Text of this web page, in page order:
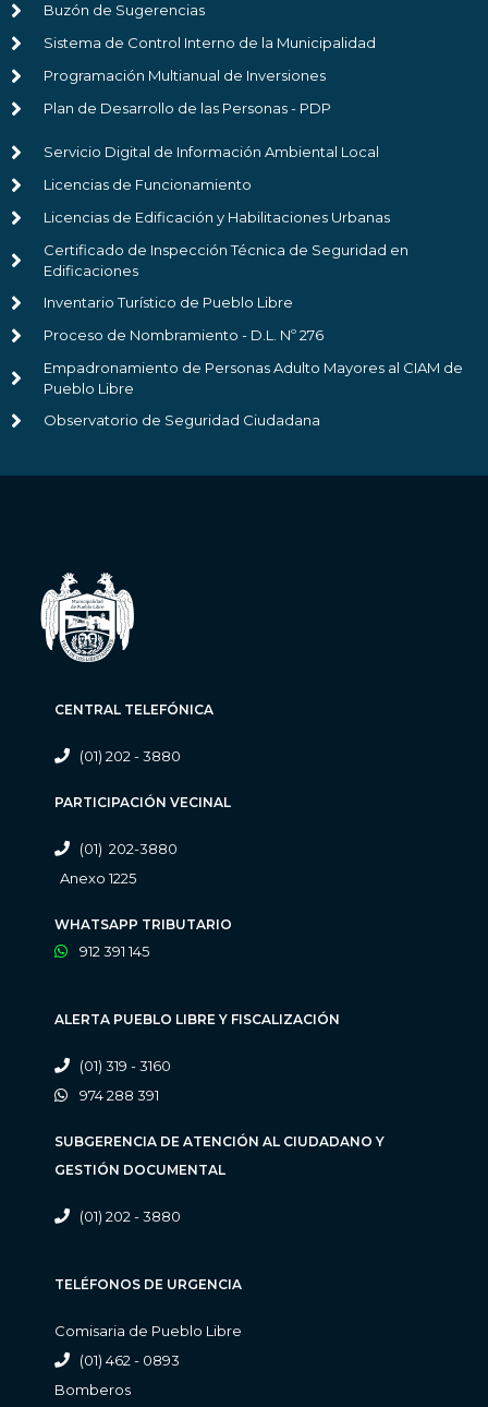
Buzón de Sugerencias
Sistema de Control Interno de la Municipalidad
Programación Multianual de Inversiones
Plan de Desarrollo de las Personas - PDP
Servicio Digital de Información Ambiental Local
Licencias de Funcionamiento
Licencias de Edificación y Habilitaciones Urbanas
Certificado de Inspección Técnica de Seguridad en
Edificaciones
Inventario Turístico de Pueblo Libre
Proceso de Nombramiento - D.L. Nº 276
Empadronamiento de Personas Adulto Mayores al CIAM de
Pueblo Libre
Observatorio de Seguridad Ciudadana
CENTRAL TELEFÓNICA
(01) 202 - 3880
PARTICIPACIÓN VECINAL
(01) 202-3880
Anexo 1225
WHATSAPP TRIBUTARIO
912 391 145
ALERTA PUEBLO LIBRE Y FISCALIZACIÓN
(01) 319 - 3160
974 288 391
SUBGERENCIA DE ATENCIÓN AL CIUDADANO Y
GESTIÓN DOCUMENTAL
(01) 202 - 3880
TELÉFONOS DE URGENCIA
Comisaria de Pueblo Libre
(01) 462 - 0893
Bomberos